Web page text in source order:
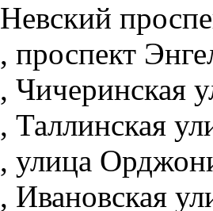
Невский
, проспект
, Чичеринская
, Таллинская
, улица
, Ивановская